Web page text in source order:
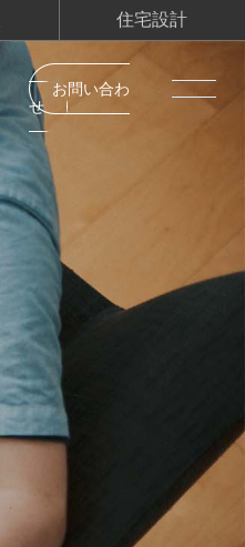
住宅設計
お問い合わ
せ